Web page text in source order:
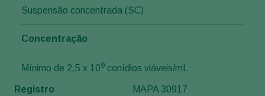
Suspensão concentrada (SC)
Concentração
Mínimo de 2,5 x 109 conídios viáveis/mL
Registro MAPA 30917